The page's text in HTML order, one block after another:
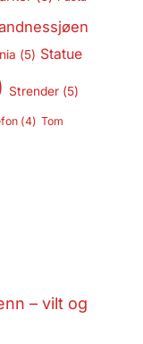
(5) Statue
Strender(5)
(4) Tom
– vilt og